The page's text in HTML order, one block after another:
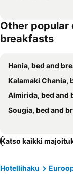
Other popular
breakfasts
Hania, bed and
Kalamaki Chania, bed
Almirida, bed and
Sougia, bed and
Katso kaikki
Hotellihaku